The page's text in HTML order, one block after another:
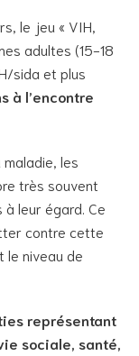
le jeu « VIH,
adultes (15-18
sida et plus
à l’encontre
les
très souvent
leur égard. Ce
contre cette
le niveau de
représentant
sociale, santé,